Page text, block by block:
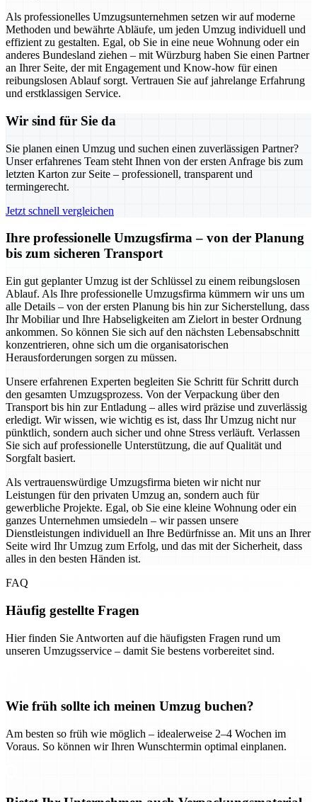
Als professionelles Umzugsunternehmen setzen wir auf moderne
Methoden und bewährte Abläufe, um jeden Umzug individuell und
effizient zu gestalten. Egal, ob Sie in eine neue Wohnung oder ein
anderes Bundesland ziehen – mit Würzburg haben Sie einen Partner
an Ihrer Seite, der mit Engagement und Know-how für einen
reibungslosen Ablauf sorgt. Vertrauen Sie auf jahrelange Erfahrung
und erstklassigen Service.
Wir sind für Sie da
Sie planen einen Umzug und suchen einen zuverlässigen Partner?
Unser erfahrenes Team steht Ihnen von der ersten Anfrage bis zum
letzten Karton zur Seite – professionell, transparent und
termingerecht.
Jetzt schnell vergleichen
Ihre professionelle Umzugsfirma – von der Planung
bis zum sicheren Transport
Ein gut geplanter Umzug ist der Schlüssel zu einem reibungslosen
Ablauf. Als Ihre professionelle Umzugsfirma kümmern wir uns um
alle Details – von der ersten Planung bis hin zur Sicherstellung, dass
Ihr Mobiliar und Ihre Habseligkeiten am Zielort in bester Ordnung
ankommen. So können Sie sich auf den nächsten Lebensabschnitt
konzentrieren, ohne sich um die organisatorischen
Herausforderungen sorgen zu müssen.
Unsere erfahrenen Experten begleiten Sie Schritt für Schritt durch
den gesamten Umzugsprozess. Von der Verpackung über den
Transport bis hin zur Entladung – alles wird präzise und zuverlässig
erledigt. Wir wissen, wie wichtig es ist, dass Ihr Umzug nicht nur
pünktlich, sondern auch sicher und ohne Stress verläuft. Verlassen
Sie sich auf professionelle Unterstützung, die auf Qualität und
Sorgfalt basiert.
Als vertrauenswürdige Umzugsfirma bieten wir nicht nur
Leistungen für den privaten Umzug an, sondern auch für
gewerbliche Projekte. Egal, ob Sie eine kleine Wohnung oder ein
ganzes Unternehmen umsiedeln – wir passen unsere
Dienstleistungen individuell an Ihre Bedürfnisse an. Mit uns an Ihrer
Seite wird Ihr Umzug zum Erfolg, und das mit der Sicherheit, dass
alles in den besten Händen ist.
FAQ
Häufig gestellte Fragen
Hier finden Sie Antworten auf die häufigsten Fragen rund um
unseren Umzugsservice – damit Sie bestens vorbereitet sind.
Wie früh sollte ich meinen Umzug buchen?
Am besten so früh wie möglich – idealerweise 2–4 Wochen im
Voraus. So können wir Ihren Wunschtermin optimal einplanen.